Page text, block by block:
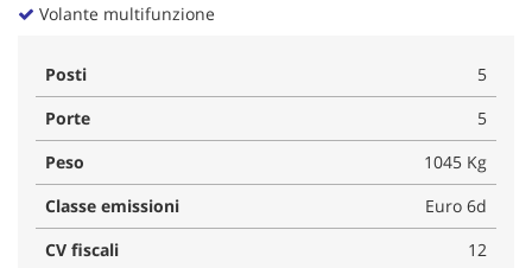
Volante multifunzione
Posti
5
Porte
5
Peso
1045 Kg
Classe emissioni
Euro 6d
CV fiscali
12